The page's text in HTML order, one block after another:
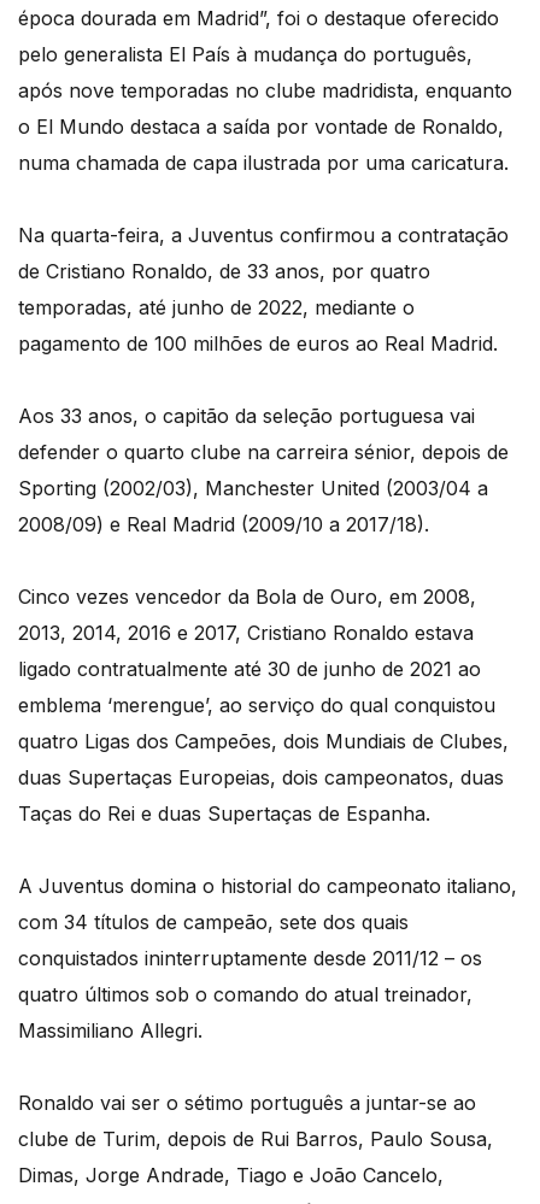
época dourada em Madrid”, foi o destaque oferecido
pelo generalista El País à mudança do português,
após nove temporadas no clube madridista, enquanto
o El Mundo destaca a saída por vontade de Ronaldo,
numa chamada de capa ilustrada por uma caricatura.
Na quarta-feira, a Juventus confirmou a contratação
de Cristiano Ronaldo, de 33 anos, por quatro
temporadas, até junho de 2022, mediante o
pagamento de 100 milhões de euros ao Real Madrid.
Aos 33 anos, o capitão da seleção portuguesa vai
defender o quarto clube na carreira sénior, depois de
Sporting (2002/03), Manchester United (2003/04 a
2008/09) e Real Madrid (2009/10 a 2017/18).
Cinco vezes vencedor da Bola de Ouro, em 2008,
2013, 2014, 2016 e 2017, Cristiano Ronaldo estava
ligado contratualmente até 30 de junho de 2021 ao
emblema ‘merengue’, ao serviço do qual conquistou
quatro Ligas dos Campeões, dois Mundiais de Clubes,
duas Supertaças Europeias, dois campeonatos, duas
Taças do Rei e duas Supertaças de Espanha.
A Juventus domina o historial do campeonato italiano,
com 34 títulos de campeão, sete dos quais
conquistados ininterruptamente desde 2011/12 – os
quatro últimos sob o comando do atual treinador,
Massimiliano Allegri.
Ronaldo vai ser o sétimo português a juntar-se ao
clube de Turim, depois de Rui Barros, Paulo Sousa,
Dimas, Jorge Andrade, Tiago e João Cancelo,